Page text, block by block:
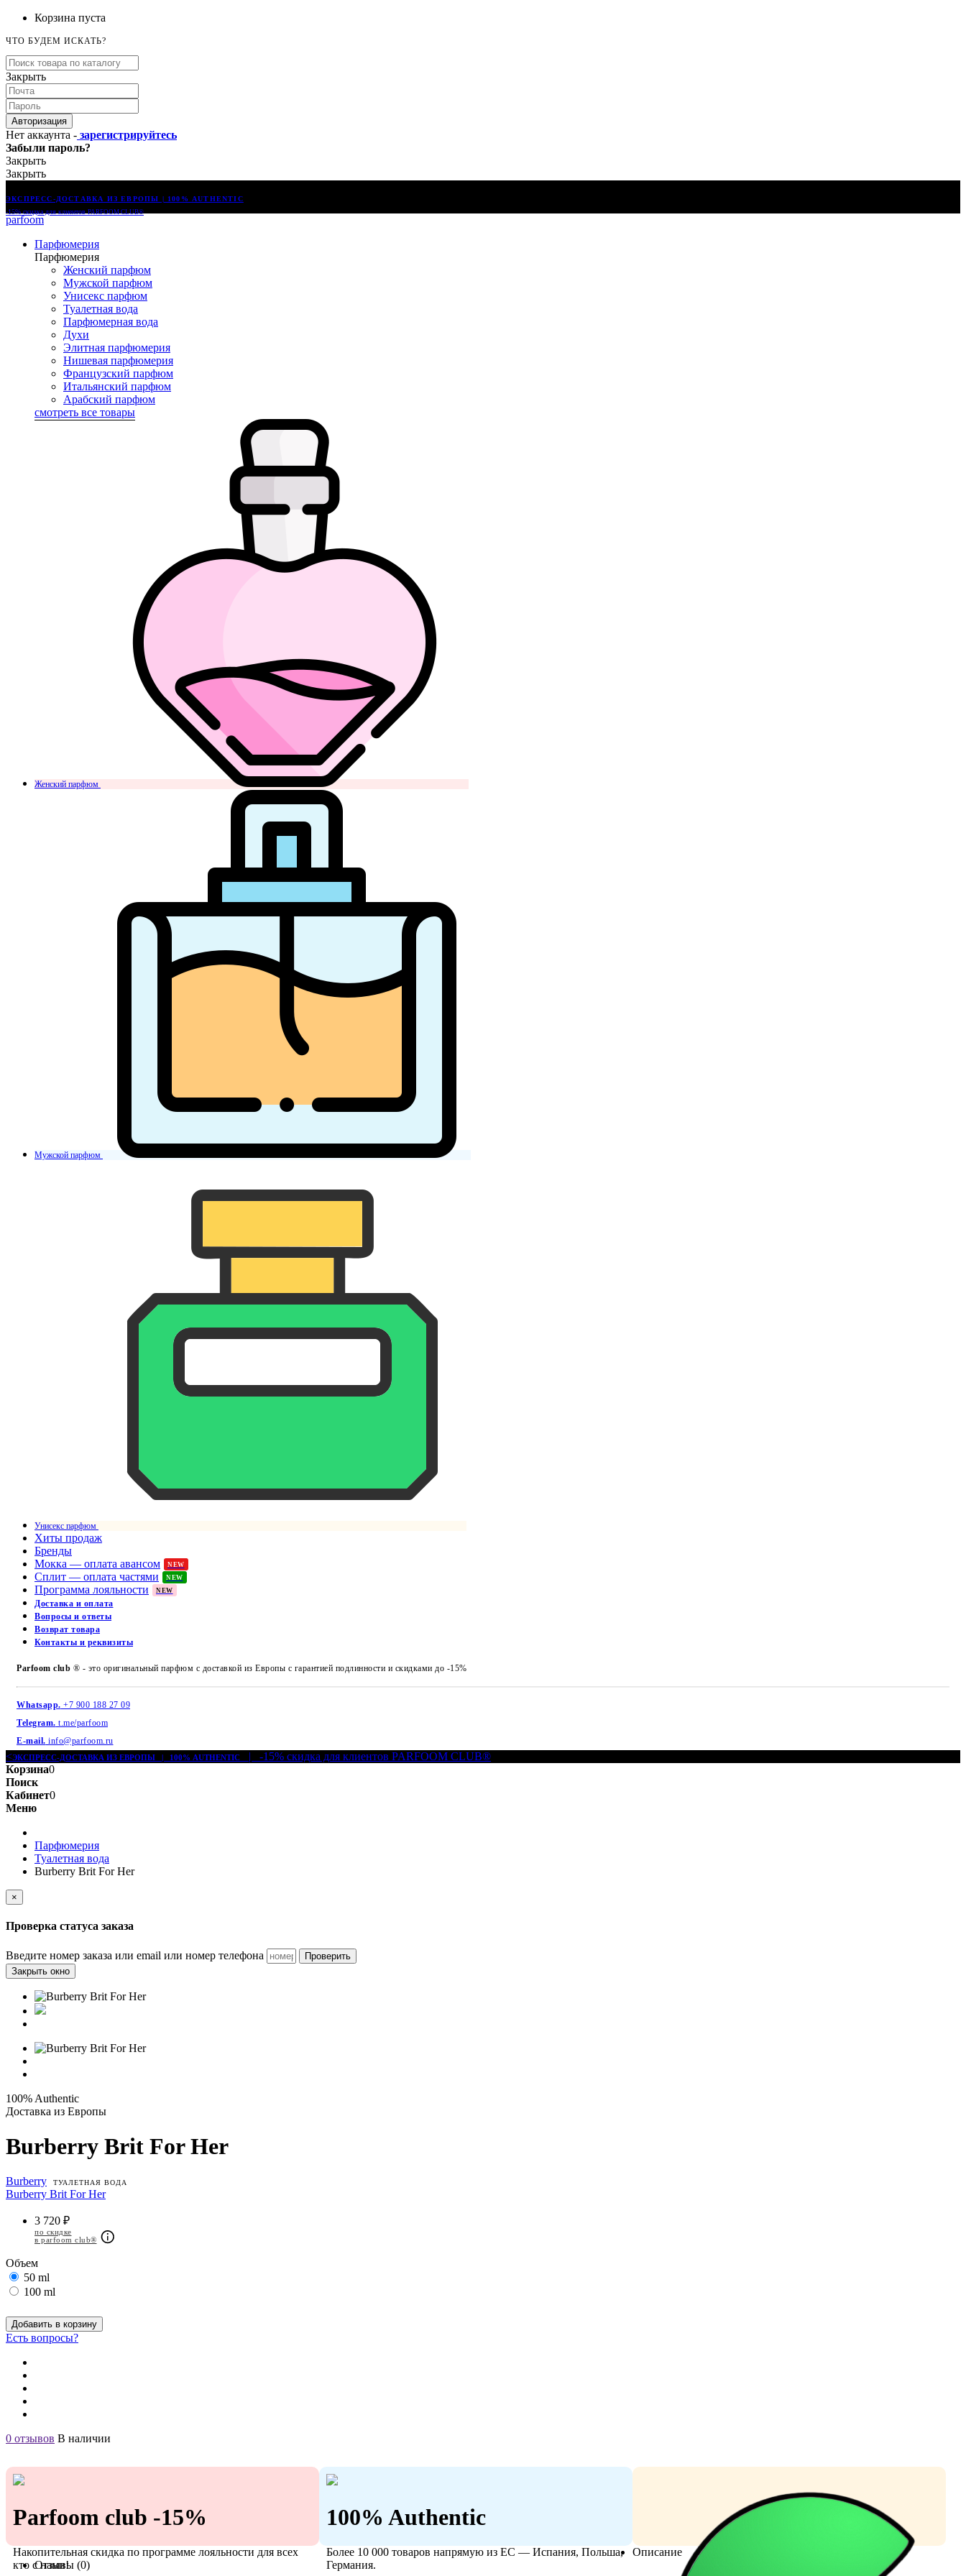
Корзина пуста
ЧТО БУДЕМ ИСКАТЬ?
Закрыть
Авторизация
Нет аккаунта - зарегистрируйтесь
Забыли пароль?
Закрыть
Закрыть
ЭКСПРЕСС-ДОСТАВКА ИЗ ЕВРОПЫ | 100% AUTHENTIC
-15% скидка для клиентов PARFOOM CLUB®
parfoom
Парфюмерия
Парфюмерия
Женский парфюм
Мужской парфюм
Унисекс парфюм
Туалетная вода
Парфюмерная вода
Духи
Элитная парфюмерия
Нишевая парфюмерия
Французский парфюм
Итальянский парфюм
Арабский парфюм
смотреть все товары
Женский парфюм
Мужской парфюм
Унисекс парфюм
Хиты продаж
Бренды
Мокка — оплата авансом
NEW
Сплит — оплата частями NEW
Программа лояльности NEW
Доставка и оплата
Вопросы и ответы
Возврат товара
Контакты и реквизиты
Parfoom club ® - это оригинальный парфюм с доставкой из Европы с гарантией подлинности и скидками до -15%
Whatsapp. +7 900 188 27 09
Telegram. t.me/parfoom
E-mail. info@parfoom.ru
<ЭКСПРЕСС-ДОСТАВКА ИЗ ЕВРОПЫ | 100% AUTHENTIC
| -15% скидка для клиентов PARFOOM CLUB®
Корзина0
Поиск
Кабинет0
Меню
Парфюмерия
Туалетная вода
Burberry Brit For Her
×
Проверка статуса заказа
Введите номер заказа или email или номер телефона
Проверить
Закрыть окно
100% Authentic
Доставка из Европы
Burberry Brit For Her
Burberry ТУАЛЕТНАЯ ВОДА
Burberry Brit For Her
3 720 ₽
по скидке
в parfoom club®
Объем
50 ml
100 ml
Добавить в корзину
Есть вопросы?
0 отзывов В наличии
Parfoom club -15%
Накопительная скидка по программе лояльности для всех
кто с нами!
100% Authentic
Более 10 000 товаров напрямую из ЕС — Испания, Польша,
Германия.
Описание
Отзывы (0)